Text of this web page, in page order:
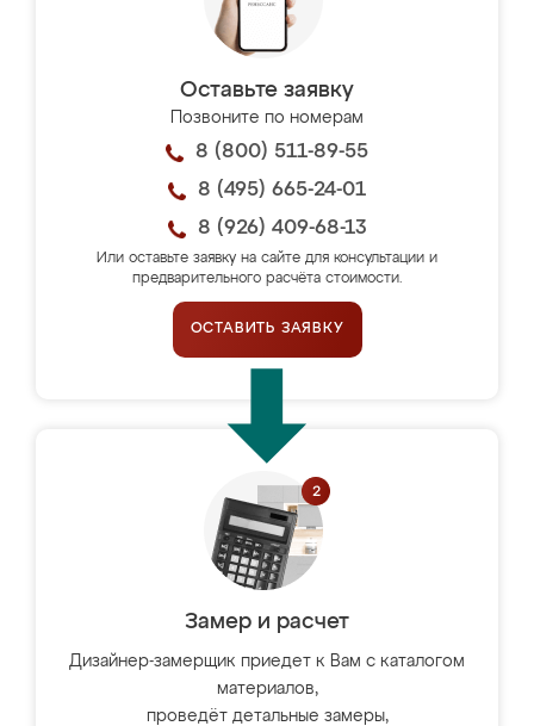
Оставьте заявку
Позвоните по номерам
8 (800) 511-89-55
8 (495) 665-24-01
8 (926) 409-68-13
Или оставьте заявку на сайте для консультации и
предварительного расчёта стоимости.
ОСТАВИТЬ ЗАЯВКУ
Замер и расчет
Дизайнер-замерщик приедет к Вам с каталогом
материалов,
проведёт детальные замеры,